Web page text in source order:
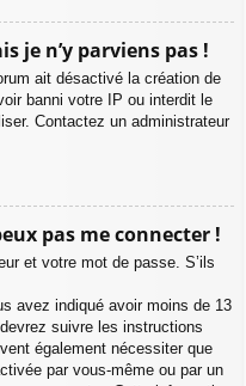
je n’y parviens pas !
ait désactivé la création de
banni votre IP ou interdit le
Contactez un administrateur
pas me connecter !
et votre mot de passe. S’ils
avez indiqué avoir moins de 13
suivre les instructions
également nécessiter que
par vous-même ou par un